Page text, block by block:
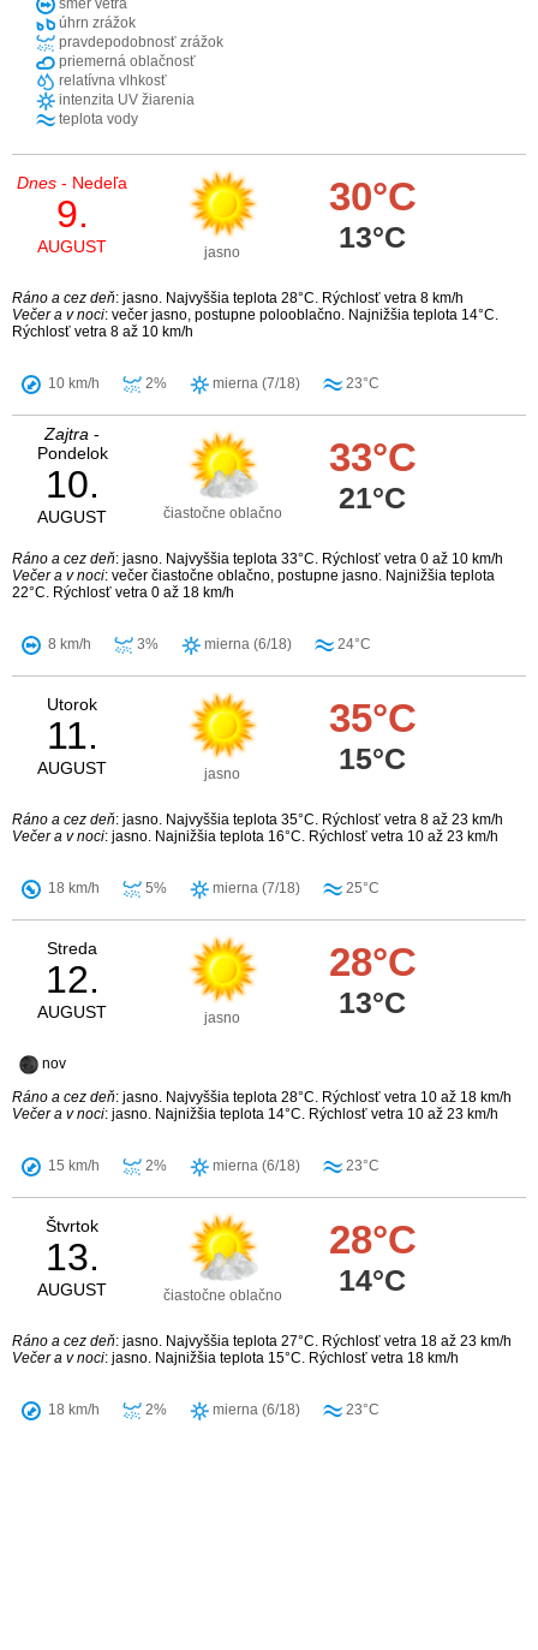
smer vetra
úhrn zrážok
pravdepodobnosť zrážok
priemerná oblačnosť
relatívna vlhkosť
intenzita UV žiarenia
teplota vody
Dnes - Nedeľa
9.
AUGUST jasno
30°C
13°C
Ráno a cez deň: jasno. Najvyššia teplota 28°C. Rýchlosť vetra 8 km/h
Večer a v noci: večer jasno, postupne polooblačno. Najnižšia teplota 14°C.
Rýchlosť vetra 8 až 10 km/h
10 km/h 2% mierna (7/18) 23°C
Zajtra -
Pondelok
10.
AUGUST čiastočne oblačno
33°C
21°C
Ráno a cez deň: jasno. Najvyššia teplota 33°C. Rýchlosť vetra 0 až 10 km/h
Večer a v noci: večer čiastočne oblačno, postupne jasno. Najnižšia teplota
22°C. Rýchlosť vetra 0 až 18 km/h
8 km/h 3% mierna (6/18) 24°C
Utorok
11.
AUGUST jasno
35°C
15°C
Ráno a cez deň: jasno. Najvyššia teplota 35°C. Rýchlosť vetra 8 až 23 km/h
Večer a v noci: jasno. Najnižšia teplota 16°C. Rýchlosť vetra 10 až 23 km/h
18 km/h 5% mierna (7/18) 25°C
Streda
12.
AUGUST jasno
28°C
13°C
nov
Ráno a cez deň: jasno. Najvyššia teplota 28°C. Rýchlosť vetra 10 až 18 km/h
Večer a v noci: jasno. Najnižšia teplota 14°C. Rýchlosť vetra 10 až 23 km/h
15 km/h 2% mierna (6/18) 23°C
Štvrtok
13.
AUGUST čiastočne oblačno
28°C
14°C
Ráno a cez deň: jasno. Najvyššia teplota 27°C. Rýchlosť vetra 18 až 23 km/h
Večer a v noci: jasno. Najnižšia teplota 15°C. Rýchlosť vetra 18 km/h
18 km/h 2% mierna (6/18) 23°C